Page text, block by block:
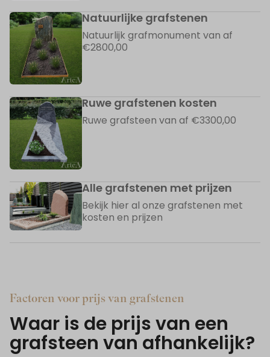
Natuurlijke grafstenen
Natuurlijk grafmonument van af
€2800,00
Ruwe grafstenen kosten
Ruwe grafsteen van af €3300,00
Alle grafstenen met prijzen
Bekijk hier al onze grafstenen met
kosten en prijzen
Factoren voor prijs van grafstenen
Waar is de prijs van een
grafsteen van afhankelijk?